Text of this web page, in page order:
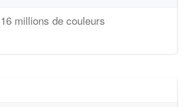
16 millions de couleurs